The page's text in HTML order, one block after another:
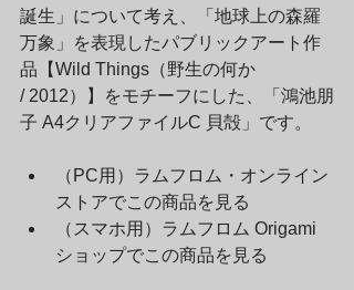
誕生」について考え、「地球上の森羅
万象」を表現したパブリックアート作
品【Wild Things（野生の何か
/ 2012）】をモチーフにした、「鴻池朋
子 A4クリアファイルC 貝殻」です。
（PC用）ラムフロム・オンライン
（スマホ用）ラムフロム Origami
ショップでこの商品を見る